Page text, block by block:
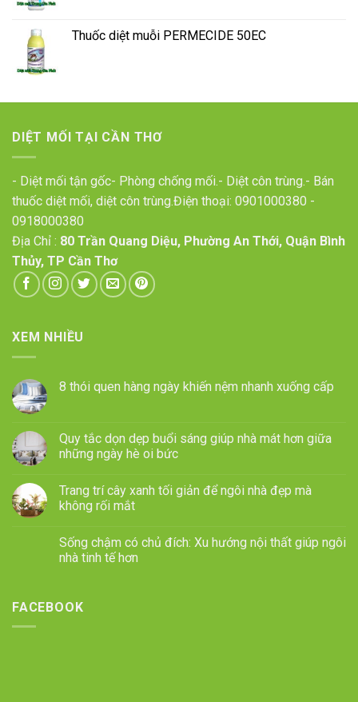
Thuốc diệt muỗi PERMECIDE 50EC
DIỆT MỐI TẠI CẦN THƠ
- Diệt mối tận gốc- Phòng chống mối.- Diệt côn trùng.- Bán
thuốc diệt mối, diệt côn trùng.Điện thoại: 0901000380 -
0918000380
Địa Chỉ : 80 Trần Quang Diệu, Phường An Thới, Quận Bình
Thủy, TP Cần Thơ
XEM NHIỀU
8 thói quen hàng ngày khiến nệm nhanh xuống cấp
Quy tắc dọn dẹp buổi sáng giúp nhà mát hơn giữa
những ngày hè oi bức
Trang trí cây xanh tối giản để ngôi nhà đẹp mà
không rối mắt
Sống chậm có chủ đích: Xu hướng nội thất giúp ngôi
nhà tinh tế hơn
FACEBOOK